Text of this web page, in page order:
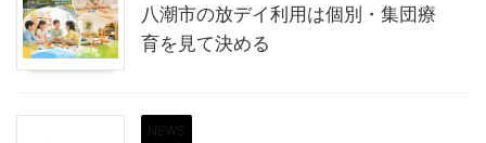
八潮市の放デイ利用は個別・集団療
育を見て決める
NEWS